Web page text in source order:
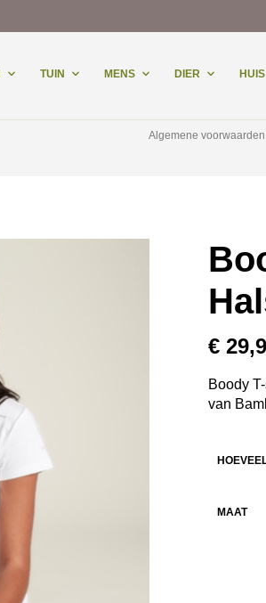
TUIN MENS DIER HUIS
Algemene voorwaarden
€
Boody
van
MAAT